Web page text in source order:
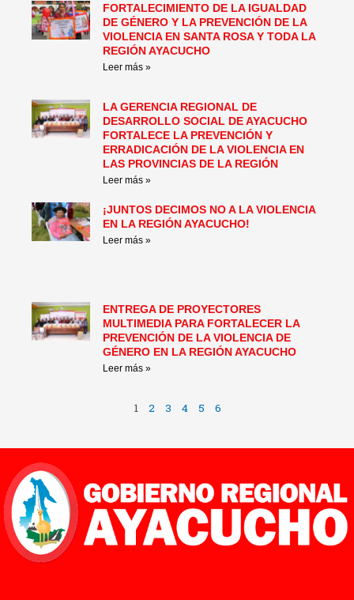
FORTALECIMIENTO DE LA IGUALDAD
DE GÉNERO Y LA PREVENCIÓN DE LA
VIOLENCIA EN SANTA ROSA Y TODA LA
REGIÓN AYACUCHO
Leer más »
LA GERENCIA REGIONAL DE
DESARROLLO SOCIAL DE AYACUCHO
FORTALECE LA PREVENCIÓN Y
ERRADICACIÓN DE LA VIOLENCIA EN
LAS PROVINCIAS DE LA REGIÓN
Leer más »
¡JUNTOS DECIMOS NO A LA VIOLENCIA
EN LA REGIÓN AYACUCHO!
Leer más »
ENTREGA DE PROYECTORES
MULTIMEDIA PARA FORTALECER LA
PREVENCIÓN DE LA VIOLENCIA DE
GÉNERO EN LA REGIÓN AYACUCHO
Leer más »
1 2 3 4 5 6